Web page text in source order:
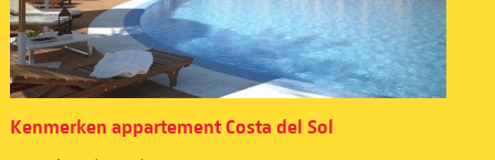
Kenmerken appartement Costa del Sol